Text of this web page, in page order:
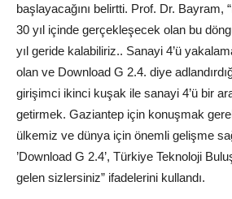
başlayacağını belirtti. Prof. Dr. Bayram,
30 yıl içinde gerçekleşecek olan bu
yıl geride kalabiliriz.. Sanayi 4’ü
olan ve Download G 2.4. diye
girişimci ikinci kuşak ile sanayi 4’ü bir
getirmek. Gaziantep için konuşmak
ülkemiz ve dünya için önemli gelişme
’Download G 2.4’, Türkiye Teknoloji
gelen sizlersiniz” ifadelerini kullandı.